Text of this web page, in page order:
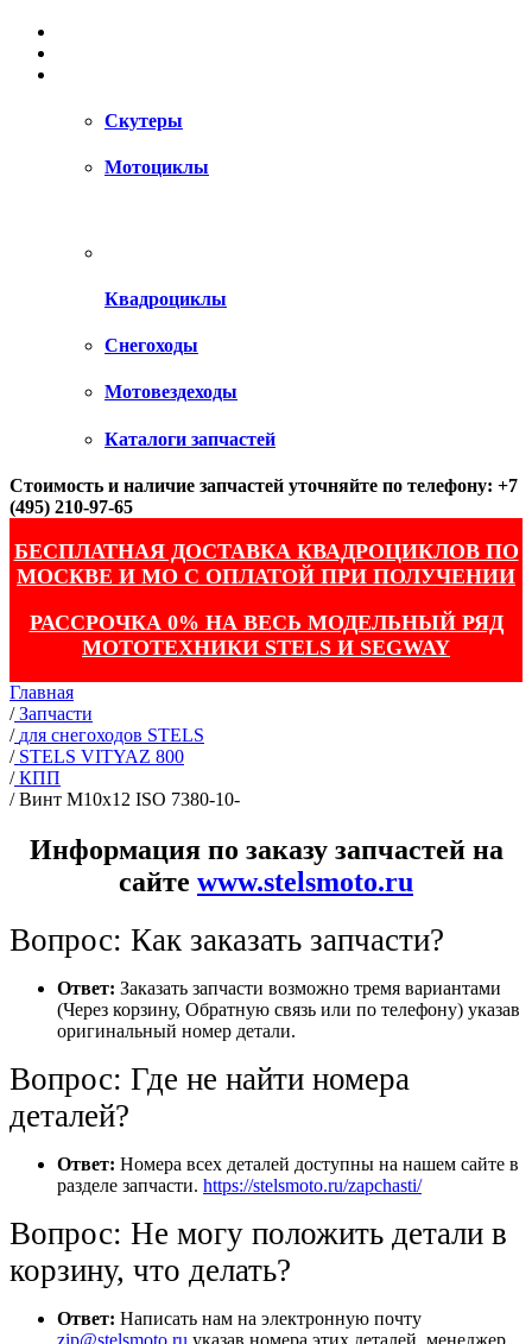
Скутеры
Мотоциклы
Квадроциклы
Снегоходы
Мотовездеходы
Каталоги запчастей
Стоимость и наличие запчастей уточняйте по телефону: +7
(495) 210-97-65
БЕСПЛАТНАЯ ДОСТАВКА КВАДРОЦИКЛОВ ПО
МОСКВЕ И МО С ОПЛАТОЙ ПРИ ПОЛУЧЕНИИ
РАССРОЧКА 0% НА ВЕСЬ МОДЕЛЬНЫЙ РЯД
МОТОТЕХНИКИ STELS И SEGWAY
Главная
/ Запчасти
/ для снегоходов STELS
/ STELS VITYAZ 800
/ КПП
/Винт М10х12 ISO 7380-10-
Информация по заказу запчастей на
сайте www.stelsmoto.ru
Вопрос: Как заказать запчасти?
Ответ: Заказать запчасти возможно тремя вариантами
(Через корзину, Обратную связь или по телефону) указав
оригинальный номер детали.
Вопрос: Где не найти номера
деталей?
Ответ: Номера всех деталей доступны на нашем сайте в
разделе запчасти. https://stelsmoto.ru/zapchasti/
Вопрос: Не могу положить детали в
корзину, что делать?
Ответ: Написать нам на электронную почту
zip@stelsmoto.ru указав номера этих деталей, менеджер